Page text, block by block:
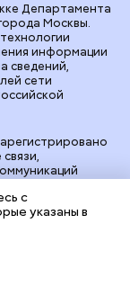
газеты
: Александр
г.Москва,
сайта:
Департамента
Москвы.
информации
сведений,
сети
с
указаны в